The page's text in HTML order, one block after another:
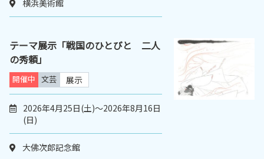
横浜美術館
テーマ展示「戦国のひとびと 二人
の秀頼」
開催中 文芸 展示
2026年4月25日(土)～2026年8月16日
(日)
大佛次郎記念館